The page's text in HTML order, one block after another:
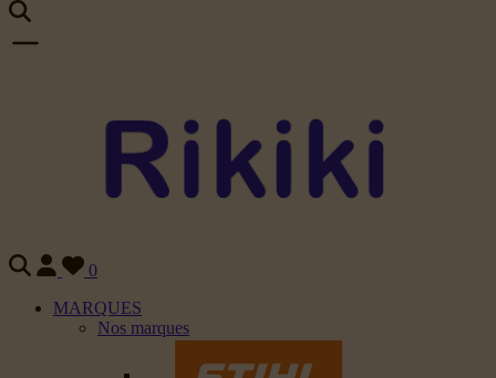
0
MARQUES
Nos marques